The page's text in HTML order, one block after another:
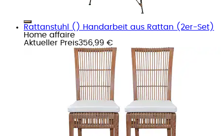
Rattanstuhl () Handarbeit aus Rattan (2er-Set)
Home affaire
Aktueller Preis356,99 €